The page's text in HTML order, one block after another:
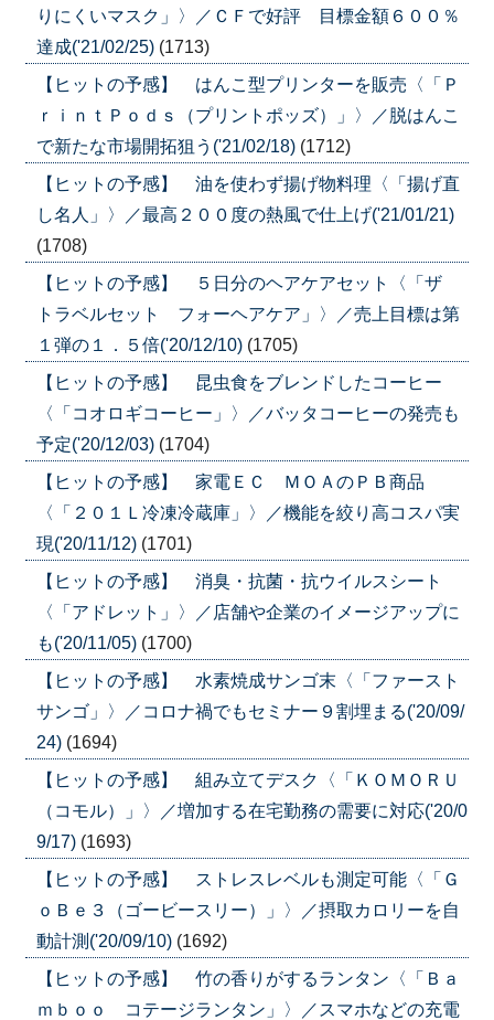
りにくいマスク」〉／ＣＦで好評 目標金額６００％
達成('21/02/25) (1713)
【ヒットの予感】 はんこ型プリンターを販売〈「Ｐ
ｒｉｎｔＰｏｄｓ（プリントポッズ）」〉／脱はんこ
で新たな市場開拓狙う('21/02/18) (1712)
【ヒットの予感】 油を使わず揚げ物料理〈「揚げ直
し名人」〉／最高２００度の熱風で仕上げ('21/01/21)
(1708)
【ヒットの予感】 ５日分のヘアケアセット〈「ザ
トラベルセット フォーヘアケア」〉／売上目標は第
１弾の１．５倍('20/12/10) (1705)
【ヒットの予感】 昆虫食をブレンドしたコーヒー
〈「コオロギコーヒー」〉／バッタコーヒーの発売も
予定('20/12/03) (1704)
【ヒットの予感】 家電ＥＣ ＭＯＡのＰＢ商品
〈「２０１Ｌ冷凍冷蔵庫」〉／機能を絞り高コスパ実
現('20/11/12) (1701)
【ヒットの予感】 消臭・抗菌・抗ウイルスシート
〈「アドレット」〉／店舗や企業のイメージアップに
も('20/11/05) (1700)
【ヒットの予感】 水素焼成サンゴ末〈「ファースト
サンゴ」〉／コロナ禍でもセミナー９割埋まる('20/09/
24) (1694)
【ヒットの予感】 組み立てデスク〈「ＫＯＭＯＲＵ
（コモル）」〉／増加する在宅勤務の需要に対応('20/0
9/17) (1693)
【ヒットの予感】 ストレスレベルも測定可能〈「Ｇ
ｏＢｅ３（ゴービースリー）」〉／摂取カロリーを自
動計測('20/09/10) (1692)
【ヒットの予感】 竹の香りがするランタン〈「Ｂａ
ｍｂｏｏ コテージランタン」〉／スマホなどの充電